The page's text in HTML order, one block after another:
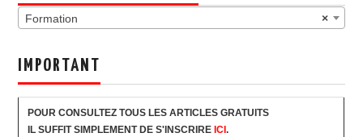
×
Formation
IMPORTANT
POUR CONSULTEZ TOUS LES ARTICLES GRATUITS
IL SUFFIT SIMPLEMENT DE S'INSCRIRE ICI.